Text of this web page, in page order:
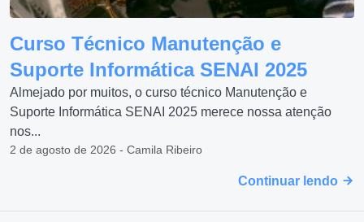
Curso Técnico Manutenção e
Suporte Informática SENAI 2025
Almejado por muitos, o curso técnico Manutenção e
Suporte Informática SENAI 2025 merece nossa atenção
nos...
2 de agosto de 2026 - Camila Ribeiro
Continuar lendo